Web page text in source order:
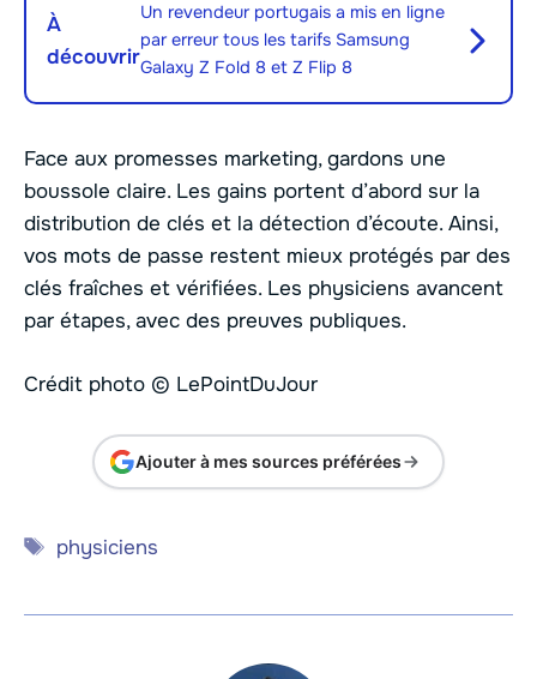
À
découvrir
Un revendeur portugais a mis en ligne
par erreur tous les tarifs Samsung
Galaxy Z Fold 8 et Z Flip 8
Face aux promesses marketing, gardons une
boussole claire. Les gains portent d’abord sur la
distribution de clés et la détection d’écoute. Ainsi,
vos mots de passe restent mieux protégés par des
clés fraîches et vérifiées. Les physiciens avancent
par étapes, avec des preuves publiques.
Crédit photo © LePointDuJour
Ajouter à mes sources préférées
Étiquettes
physiciens